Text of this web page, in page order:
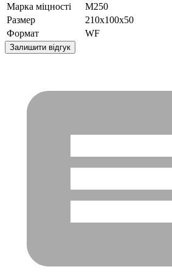
Марка міцності
М250
Размер
210x100x50
Формат
WF
Залишити відгук